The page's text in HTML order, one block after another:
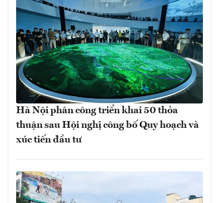
Hà Nội phân công triển khai 50 thỏa
thuận sau Hội nghị công bố Quy hoạch và
xúc tiến đầu tư